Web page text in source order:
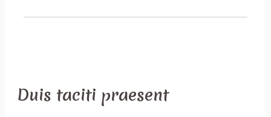
December
4, 2017
Duis taciti praesent